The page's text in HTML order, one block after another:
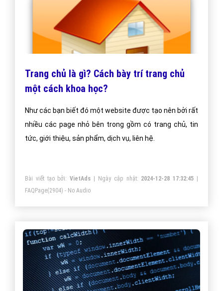
Trang chủ là gì? Cách bày trí trang chủ
một cách khoa học?
Như các bạn biết đó một website được tạo nên bởi rất
nhiều các page nhỏ bên trong gồm có trang chủ, tin
tức, giới thiệu, sản phẩm, dịch vụ, liên hệ.
Bài viết tạo bởi:VietAds | Ngày cập nhật: 2024-12-28 17:32:45
FAQPage(2904) - No Audio